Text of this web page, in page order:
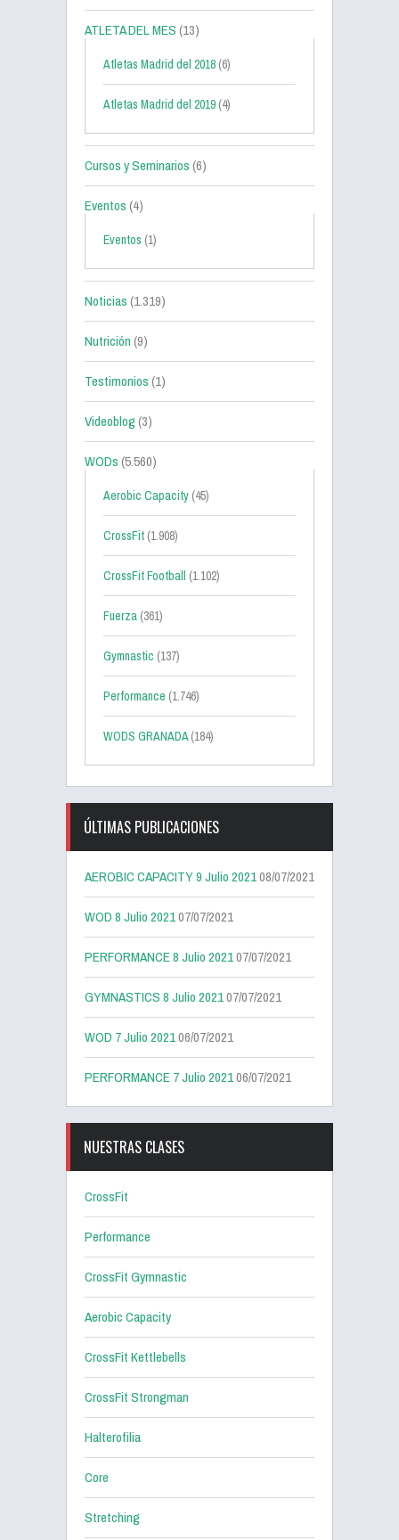
ATLETA DEL MES(13)
Atletas Madrid del 2018 (6)
Atletas Madrid del 2019 (4)
Cursos y Seminarios(6)
Eventos(4)
Eventos (1)
Noticias(1.319)
Nutrición(9)
Testimonios(1)
Videoblog(3)
WODs(5.560)
Aerobic Capacity (45)
CrossFit (1.908)
CrossFit Football (1.102)
Fuerza (361)
Gymnastic (137)
Performance (1.746)
WODS GRANADA(184)
ÚLTIMAS PUBLICACIONES
AEROBIC CAPACITY 9 Julio 202108/07/2021
WOD 8 Julio 202107/07/2021
PERFORMANCE 8 Julio 202107/07/2021
GYMNASTICS 8 Julio 202107/07/2021
WOD 7 Julio 202106/07/2021
PERFORMANCE 7 Julio 202106/07/2021
NUESTRAS CLASES
CrossFit
Performance
CrossFit Gymnastic
Aerobic Capacity
CrossFit Kettlebells
CrossFit Strongman
Halterofilia
Core
Stretching